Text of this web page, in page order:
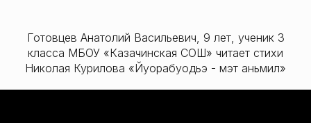
Готовцев Анатолий Васильевич, 9 лет, ученик 3
класса МБОУ «Казачинская СОШ» читает стихи
Николая Курилова «Йуорабуодьэ - мэт аньмил»